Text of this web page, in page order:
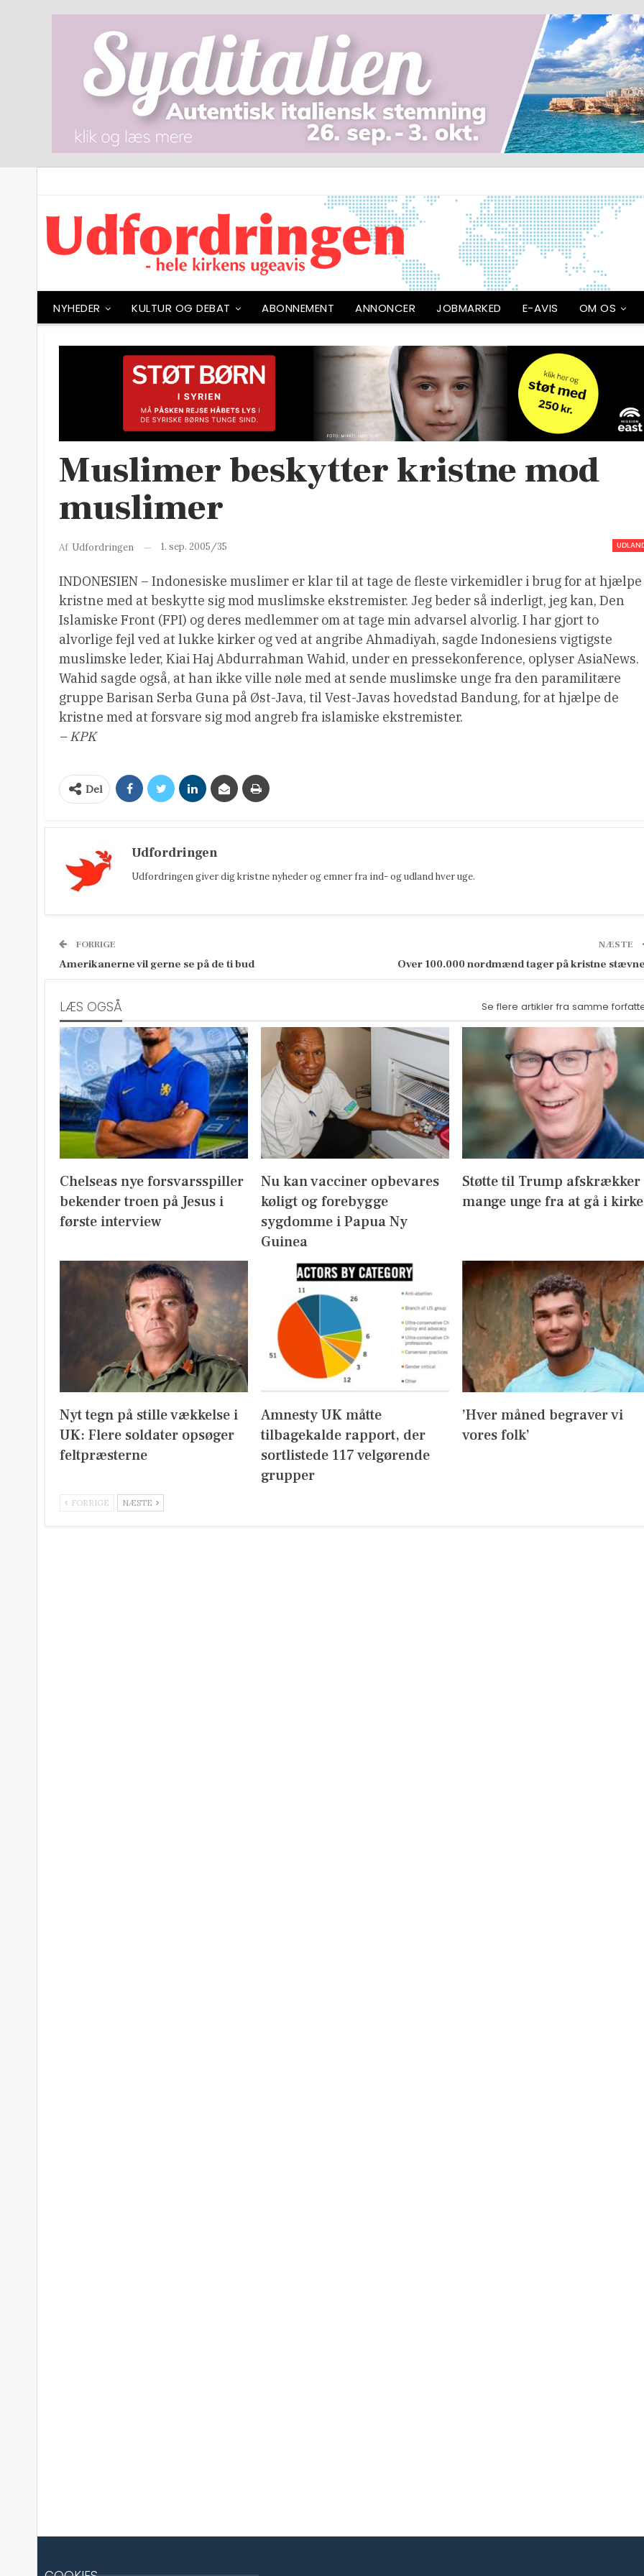
NYHEDER KULTUR OG DEBAT ABONNEMENT ANNONCER JOBMARKED E-AVIS OM OS
Muslimer beskytter kristne mod
muslimer
Af Udfordringen 1. sep. 2005/35
INDONESIEN – Indonesiske muslimer er klar til at tage de fleste virkemidler i brug for at hjælpe
kristne med at beskytte sig mod muslimske ekstremister. Jeg beder så inderligt, jeg kan, Den
Islamiske Front (FPI) og deres medlemmer om at tage min advarsel alvorlig. I har gjort to
alvorlige fejl ved at lukke kirker og ved at angribe Ahmadiyah, sagde Indonesiens vigtigste
muslimske leder, Kiai Haj Abdurrahman Wahid, under en pressekonference, oplyser AsiaNews.
Wahid sagde også, at han ikke ville nøle med at sende muslimske unge fra den paramilitære
gruppe Barisan Serba Guna på Øst-Java, til Vest-Javas hovedstad Bandung, for at hjælpe de
kristne med at forsvare sig mod angreb fra islamiske ekstremister.
– KPK
Del
Udfordringen
Udfordringen giver dig kristne nyheder og emner fra ind- og udland hver uge.
FORRIGE
Amerikanerne vil gerne se på de ti bud
NÆSTE
Over 100.000 nordmænd tager på kristne
LÆS OGSÅ Se flere artikler fra samme
Chelseas nye forsvarsspiller
bekender troen på Jesus i
første interview
Nu kan vacciner opbevares
køligt og forebygge
sygdomme i Papua Ny
Guinea
Støtte til Trump afskrækker
mange unge fra at gå i kirke
Nyt tegn på stille vækkelse i
UK: Flere soldater opsøger
feltpræsterne
Amnesty UK måtte
tilbagekalde rapport, der
sortlistede 117 velgørende
grupper
’Hver måned begraver vi
vores folk’
FORRIGE NÆSTE